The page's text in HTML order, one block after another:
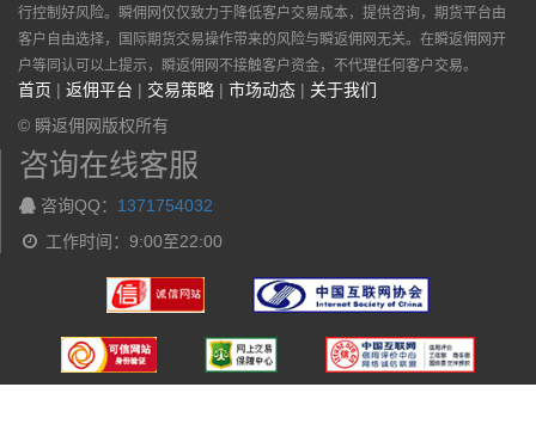
行控制好风险。瞬佣网仅仅致力于降低客户交易成本，提供咨询，期货平台由
客户自由选择，国际期货交易操作带来的风险与瞬返佣网无关。在瞬返佣网开
户等同认可以上提示，瞬返佣网不接触客户资金，不代理任何客户交易。
首页 | 返佣平台 | 交易策略 | 市场动态 | 关于我们
© 瞬返佣网版权所有
咨询在线客服
咨询QQ： 1371754032
工作时间：9:00至22:00